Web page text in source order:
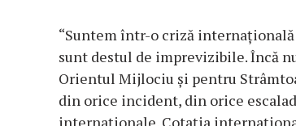
“Suntem într-o criză internaţională
sunt destul de imprevizibile. Încă
Orientul Mijlociu şi pentru
din orice incident, din orice